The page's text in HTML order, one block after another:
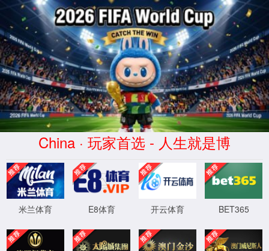
CHINA·乐天使fun88-品牌官网
抱歉，您的访问疑似攻击请求，已被系统自动拦截，如为误封请
联系客服。
XML 地图